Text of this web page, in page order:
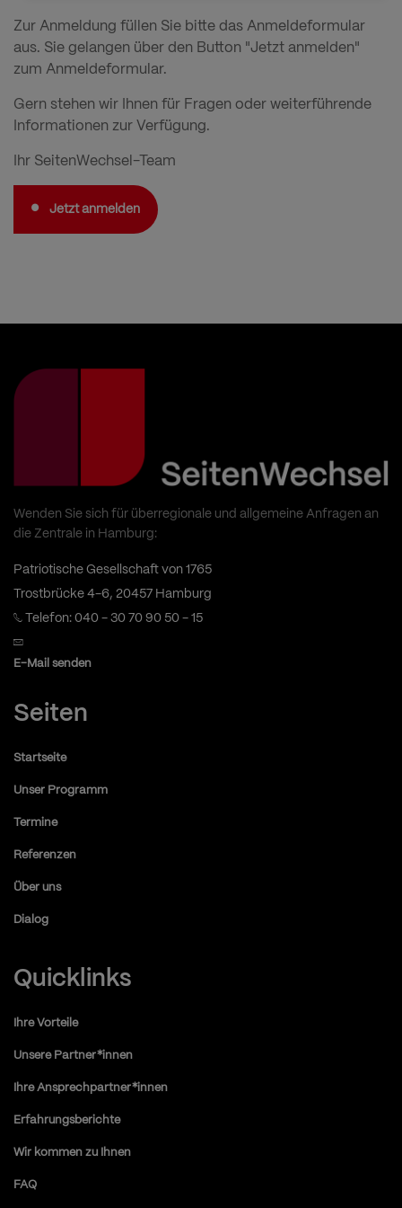
Zur Anmeldung füllen Sie bitte das Anmeldeformular
aus. Sie gelangen über den Button "Jetzt anmelden"
zum Anmeldeformular.
Gern stehen wir Ihnen für Fragen oder weiterführende
Informationen zur Verfügung.
Ihr SeitenWechsel-Team
Jetzt anmelden
Wenden Sie sich für überregionale und allgemeine Anfragen an
die Zentrale in Hamburg:
Patriotische Gesellschaft von 1765
Trostbrücke 4-6, 20457 Hamburg
Telefon: 040 - 30 70 90 50 - 15
E-Mail senden
Seiten
Startseite
Unser Programm
Termine
Referenzen
Über uns
Dialog
Quicklinks
Ihre Vorteile
Unsere Partner*innen
Ihre Ansprechpartner*innen
Erfahrungsberichte
Wir kommen zu Ihnen
FAQ
und
Cookies